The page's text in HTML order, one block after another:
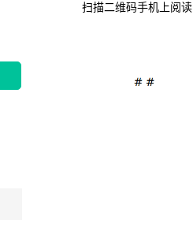
扫描二维码手机上阅读